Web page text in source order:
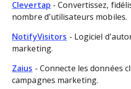
Clevertap - Convertissez,
nombre d’utilisateurs mobiles.
NotifyVisitors - Logiciel
marketing.
Zaius - Connecte les données
campagnes marketing.